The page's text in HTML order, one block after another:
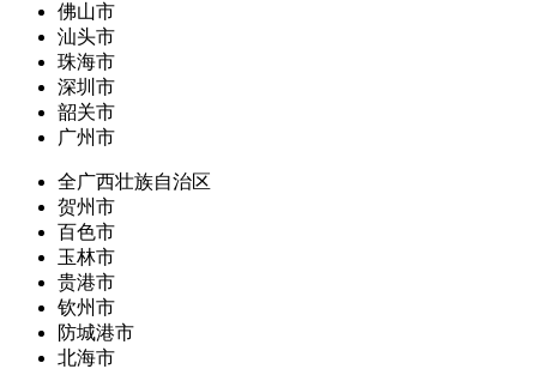
佛山市
汕头市
珠海市
深圳市
韶关市
广州市
全广西壮族自治区
贺州市
百色市
玉林市
贵港市
钦州市
防城港市
北海市